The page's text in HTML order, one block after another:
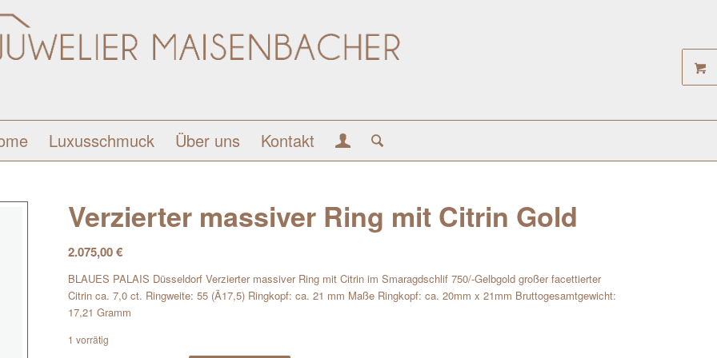
Luxusschmuck Über uns Kontakt
Verzierter massiver Ring mit Citrin Gold
2.075,00€
BLAUES PALAIS Düsseldorf Verzierter massiver Ring mit Citrin im Smaragdschlif 750/-Gelbgold großer facettierter
Citrin ca. 7,0 ct. Ringweite: 55 (Ã17,5) Ringkopf: ca. 21 mm Maße Ringkopf: ca. 20mm x 21mm Bruttogesamtgewicht:
17,21 Gramm
1 vorrätig